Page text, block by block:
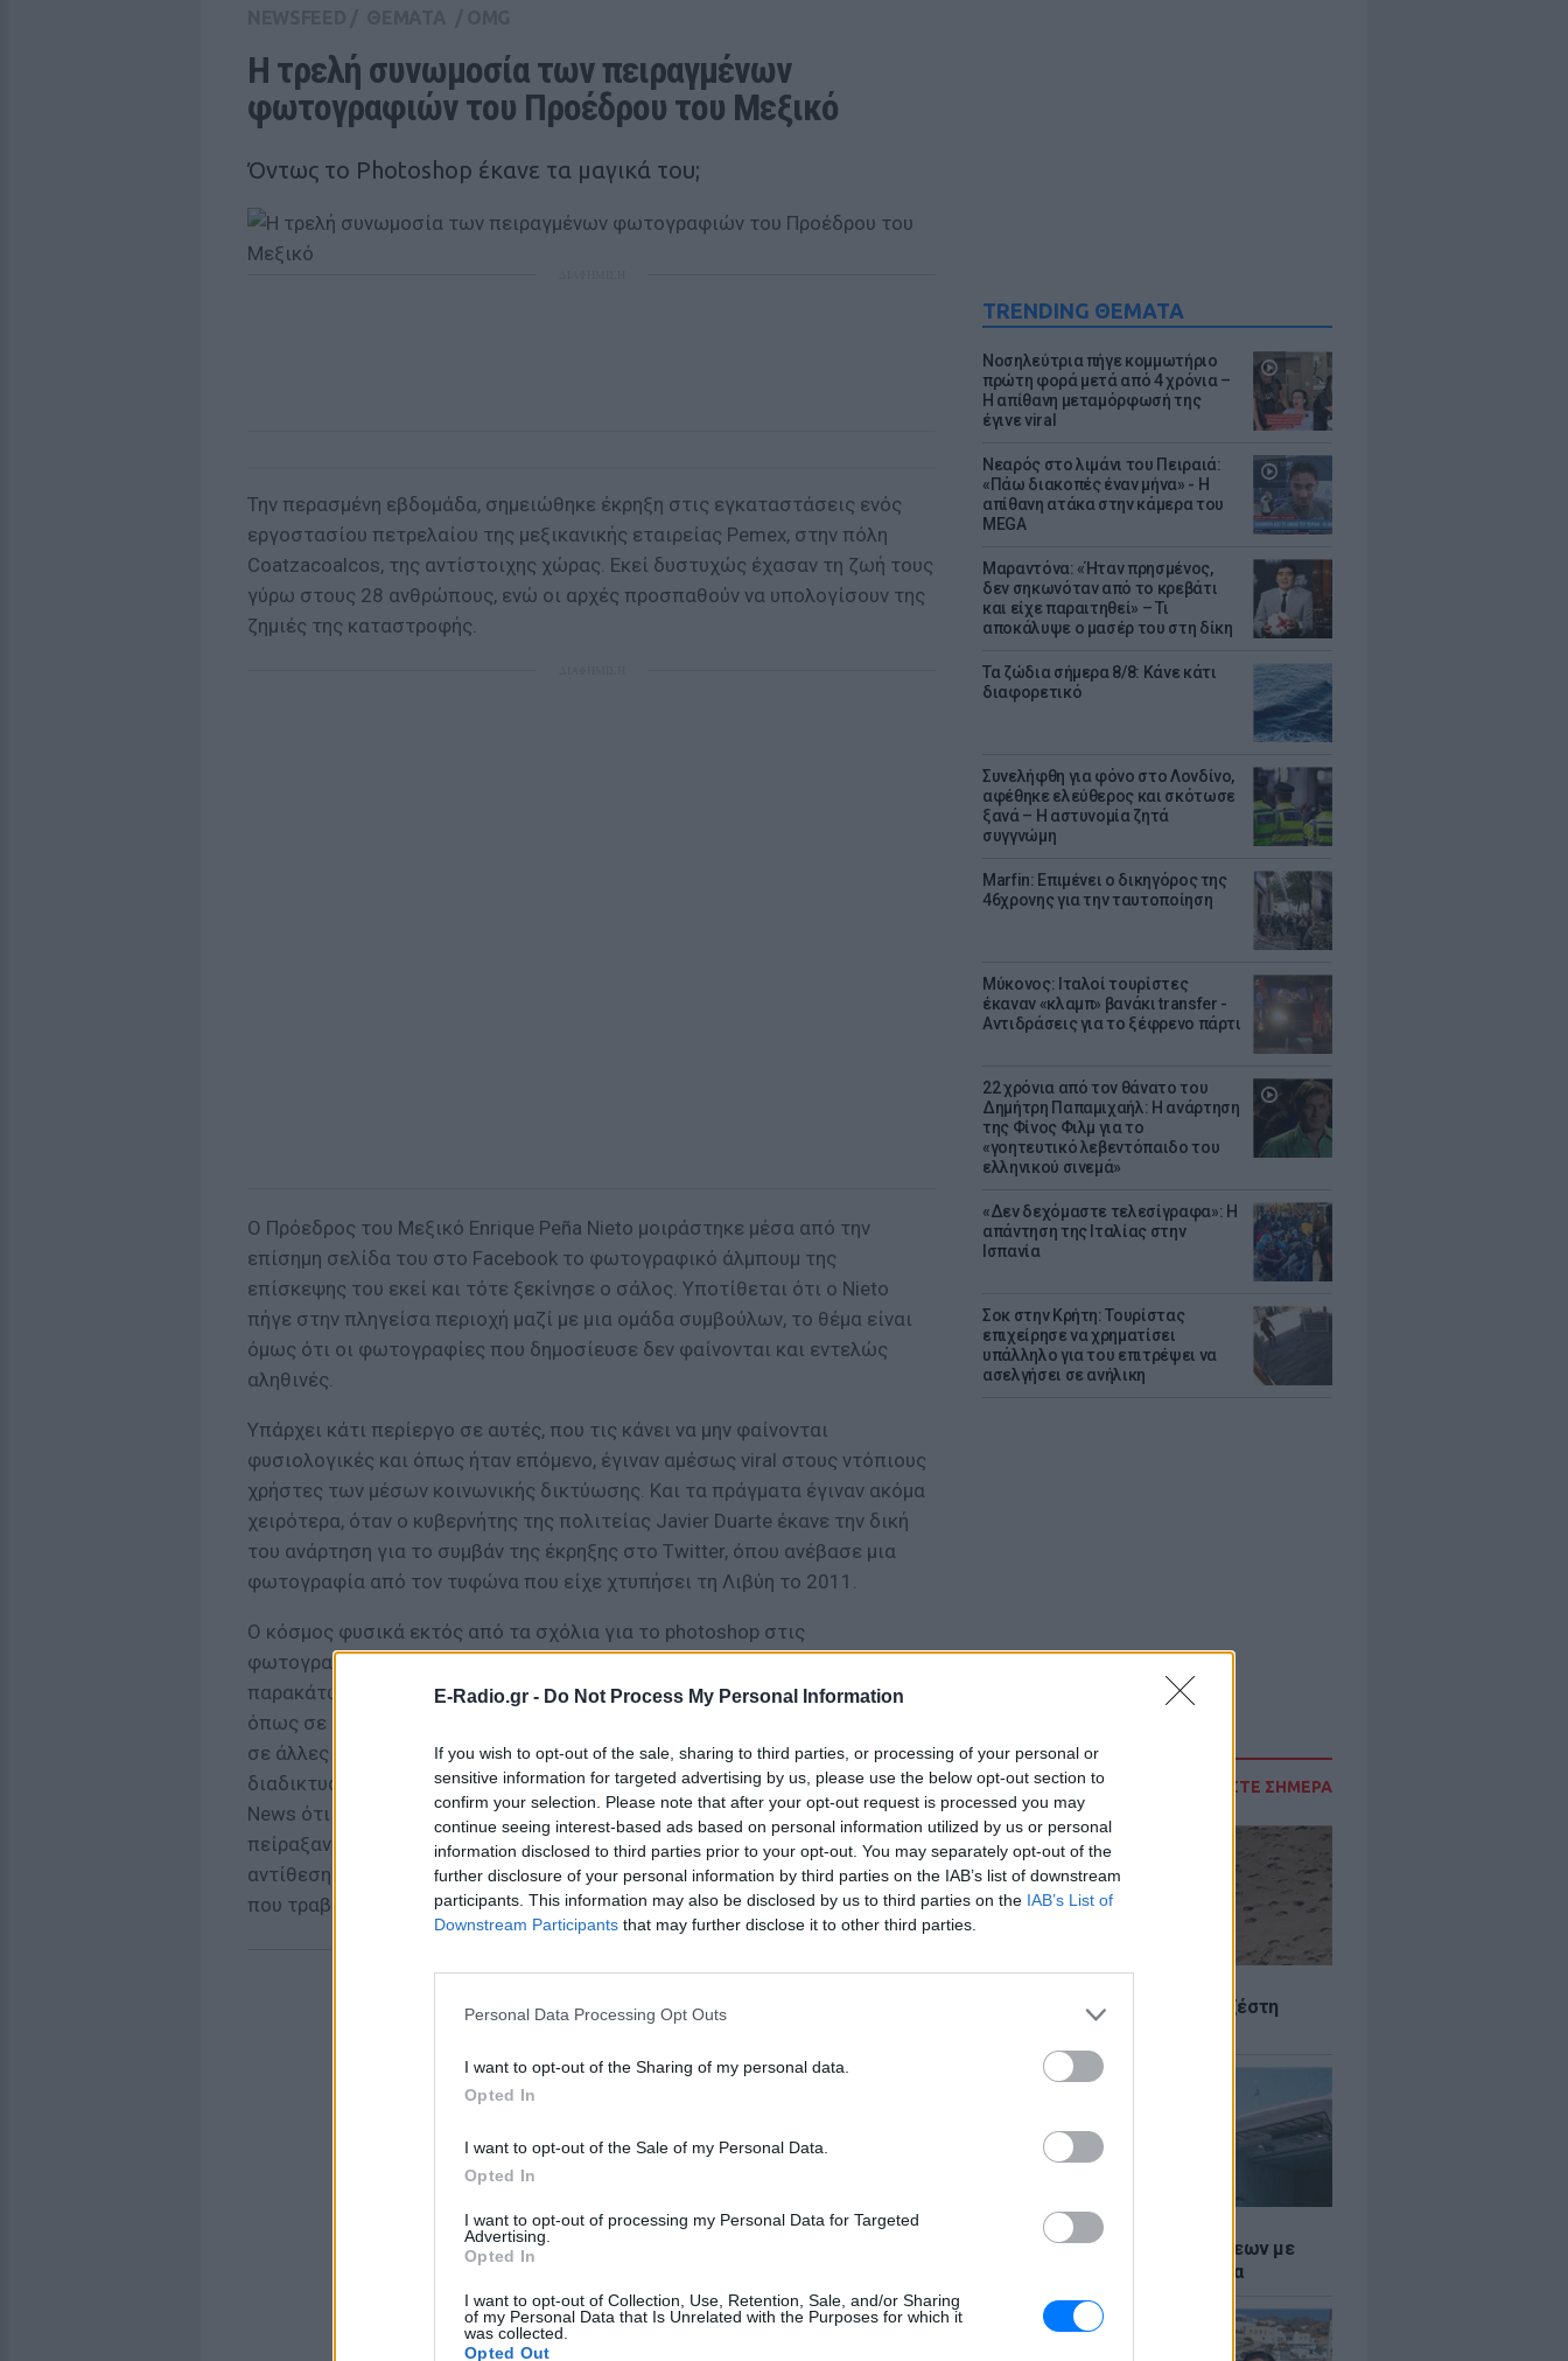
E-Radio.gr - Do Not Process My Personal Information
If you wish to opt-out of the sale, sharing to third parties, or processing of your personal or
sensitive information for targeted advertising by us, please use the below opt-out section to
confirm your selection. Please note that after your opt-out request is processed you may
continue seeing interest-based ads based on personal information utilized by us or personal
information disclosed to third parties prior to your opt-out. You may separately opt-out of the
further disclosure of your personal information by third parties on the IAB’s list of downstream
participants. This information may also be disclosed by us to third parties on the IAB’s List of
Downstream Participants that may further disclose it to other third parties.
Personal Data Processing Opt Outs
I want to opt-out of the Sharing of my personal data.
Opted In
I want to opt-out of the Sale of my Personal Data.
Opted In
I want to opt-out of processing my Personal Data for Targeted
Advertising.
Opted In
I want to opt-out of Collection, Use, Retention, Sale, and/or Sharing
of my Personal Data that Is Unrelated with the Purposes for which it
was collected.
Opted Out
TRENDING ΘΕΜΑΤΑ
Νοσηλεύτρια πήγε κομμωτήριο
πρώτη φορά μετά από 4 χρόνια –
Η απίθανη μεταμόρφωσή της
έγινε viral
Νεαρός στο λιμάνι του Πειραιά:
«Πάω διακοπές έναν μήνα» - Η
απίθανη ατάκα στην κάμερα του
MEGA
Μαραντόνα: «Ήταν πρησμένος,
δεν σηκωνόταν από το κρεβάτι
και είχε παραιτηθεί» – Τι
αποκάλυψε ο μασέρ του στη δίκη
Τα ζώδια σήμερα 8/8: Κάνε κάτι
διαφορετικό
Συνελήφθη για φόνο στο Λονδίνο,
αφέθηκε ελεύθερος και σκότωσε
ξανά – Η αστυνομία ζητά
συγγνώμη
Marfin: Επιμένει ο δικηγόρος της
46χρονης για την ταυτοποίηση
Μύκονος: Ιταλοί τουρίστες
έκαναν «κλαμπ» βανάκι transfer -
Αντιδράσεις για το ξέφρενο πάρτι
22 χρόνια από τον θάνατο του
Δημήτρη Παπαμιχαήλ: Η ανάρτηση
της Φίνος Φιλμ για το
«γοητευτικό λεβεντόπαιδο του
ελληνικού σινεμά»
«Δεν δεχόμαστε τελεσίγραφα»: Η
απάντηση της Ιταλίας στην
Ισπανία
Σοκ στην Κρήτη: Τουρίστας
επιχείρησε να χρηματίσει
υπάλληλο για του επιτρέψει να
ασελγήσει σε ανήλικη
ΔΙΑΒΑΣΤΕ ΣΗΜΕΡΑ
Καιρός: Πού θα «χτυπήσει» η ζέστη
ΕΙΔΗΣΕΙΣ
Αύγουστος: Ρεκόρ Αναχωρήσεων με
56.000 Ταξιδιώτες στα Λιμάνια
Η τρελή συνωμοσία των πειραγμένων
φωτογραφιών του Προέδρου του Μεξικό
Όντως το Photoshop έκανε τα μαγικά του;
Την περασμένη εβδομάδα, σημειώθηκε έκρηξη στις εγκαταστάσεις ενός
εργοστασίου πετρελαίου της μεξικανικής εταιρείας Pemex, στην πόλη
Coatzacoalcos, της αντίστοιχης χώρας. Εκεί δυστυχώς έχασαν τη ζωή τους
γύρω στους 28 ανθρώπους, ενώ οι αρχές προσπαθούν να υπολογίσουν της
ζημιές της καταστροφής.
Ο Πρόεδρος του Μεξικό Enrique Peña Nieto μοιράστηκε μέσα από την
επίσημη σελίδα του στο Facebook το φωτογραφικό άλμπουμ της
επίσκεψης του εκεί και τότε ξεκίνησε ο σάλος. Υποτίθεται ότι ο Nieto
πήγε στην πληγείσα περιοχή μαζί με μια ομάδα συμβούλων, το θέμα είναι
όμως ότι οι φωτογραφίες που δημοσίευσε δεν φαίνονται και εντελώς
αληθινές.
Υπάρχει κάτι περίεργο σε αυτές, που τις κάνει να μην φαίνονται
φυσιολογικές και όπως ήταν επόμενο, έγιναν αμέσως viral στους ντόπιους
χρήστες των μέσων κοινωνικής δικτύωσης. Και τα πράγματα έγιναν ακόμα
χειρότερα, όταν ο κυβερνήτης της πολιτείας Javier Duarte έκανε την δική
του ανάρτηση για το συμβάν της έκρηξης στο Twitter, όπου ανέβασε μια
φωτογραφία από τον τυφώνα που είχε χτυπήσει τη Λιβύη το 2011.
Ο κόσμος φυσικά εκτός από τα σχόλια για το photoshop στις
φωτογραφίες του Nieto, αποφάσισε να πάει το γεγονός ένα βήμα
παρακάτω, βάζοντας τον με το ίδιο πρόγραμμα και σε άλλες τοποθεσίες,
όπως σε ένα σκηνικό με δεινόσαυρους, σε σκηνή της ταινίας Star Wars και
σε άλλες εικόνες. Πάντως, η Alejandra Lagunes που είναι υπεύθυνη για την
διαδικτυακή τακτική που ακολουθεί ο πρόεδρος, δήλωσε στο BuzzFeed
News ότι οι φωτογραφίες δεν έχουν ρετουσαριστεί και πως το μόνο που
πείραξαν σε αυτές ήταν λιγάκι η φωτεινότητα τους και η αύξηση της
αντίθεσης, ενώ ο λόγος των παραπάνω αλλαγών ήταν επειδή την ημέρα
που τραβήχτηκαν αυτές είχε συννεφιά.